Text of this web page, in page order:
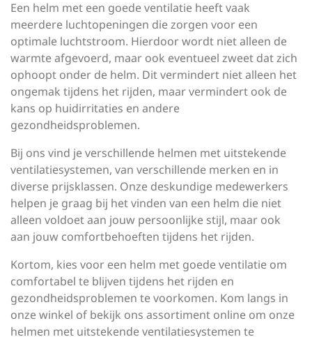
Een helm met een goede ventilatie heeft vaak
meerdere luchtopeningen die zorgen voor een
optimale luchtstroom. Hierdoor wordt niet alleen de
warmte afgevoerd, maar ook eventueel zweet dat zich
ophoopt onder de helm. Dit vermindert niet alleen het
ongemak tijdens het rijden, maar vermindert ook de
kans op huidirritaties en andere
gezondheidsproblemen.
Bij ons vind je verschillende helmen met uitstekende
ventilatiesystemen, van verschillende merken en in
diverse prijsklassen. Onze deskundige medewerkers
helpen je graag bij het vinden van een helm die niet
alleen voldoet aan jouw persoonlijke stijl, maar ook
aan jouw comfortbehoeften tijdens het rijden.
Kortom, kies voor een helm met goede ventilatie om
comfortabel te blijven tijdens het rijden en
gezondheidsproblemen te voorkomen. Kom langs in
onze winkel of bekijk ons assortiment online om onze
helmen met uitstekende ventilatiesystemen te